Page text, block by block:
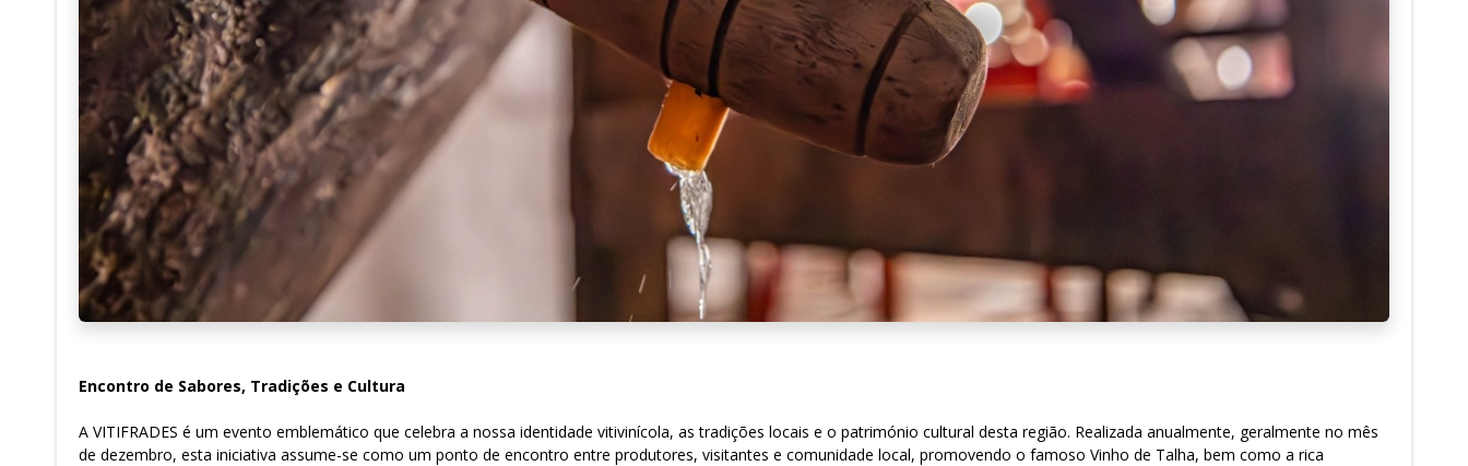
Encontro de Sabores, Tradições e Cultura
A VITIFRADES é um evento emblemático que celebra a nossa identidade vitivinícola, as tradições locais e o património cultural desta região. Realizada anualmente, geralmente no mês
de dezembro, esta iniciativa assume-se como um ponto de encontro entre produtores, visitantes e comunidade local, promovendo o famoso Vinho de Talha, bem como a rica